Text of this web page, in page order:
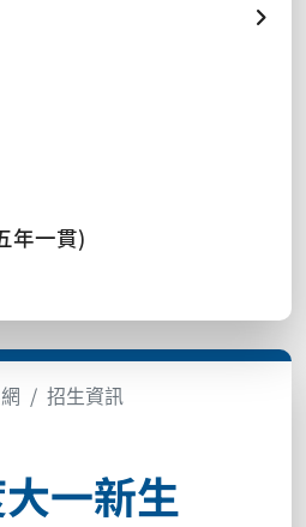
年一貫)
招生資訊
一新生